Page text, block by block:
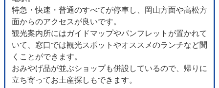
特急・快速・普通のすべてが停車し、岡山方面や高松方
面からのアクセスが良いです。
観光案内所にはガイドマップやパンフレットが置かれて
いて、窓口では観光スポットやオススメのランチなど聞
くことができます。
おみやげ品が並ぶショップも併設しているので、帰りに
立ち寄ってお土産探しもできます。